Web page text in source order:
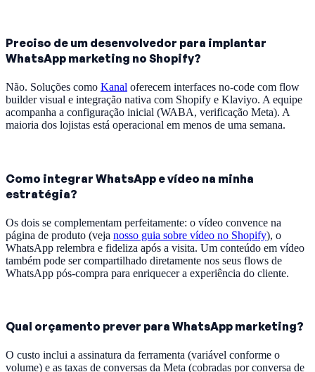
Preciso de um desenvolvedor para implantar
WhatsApp marketing no Shopify?
Não. Soluções como Kanal oferecem interfaces no-code com flow
builder visual e integração nativa com Shopify e Klaviyo. A equipe
acompanha a configuração inicial (WABA, verificação Meta). A
maioria dos lojistas está operacional em menos de uma semana.
Como integrar WhatsApp e vídeo na minha
estratégia?
Os dois se complementam perfeitamente: o vídeo convence na
página de produto (veja nosso guia sobre vídeo no Shopify), o
WhatsApp relembra e fideliza após a visita. Um conteúdo em vídeo
também pode ser compartilhado diretamente nos seus flows de
WhatsApp pós-compra para enriquecer a experiência do cliente.
Qual orçamento prever para WhatsApp marketing?
O custo inclui a assinatura da ferramenta (variável conforme o
volume) e as taxas de conversas da Meta (cobradas por conversa de